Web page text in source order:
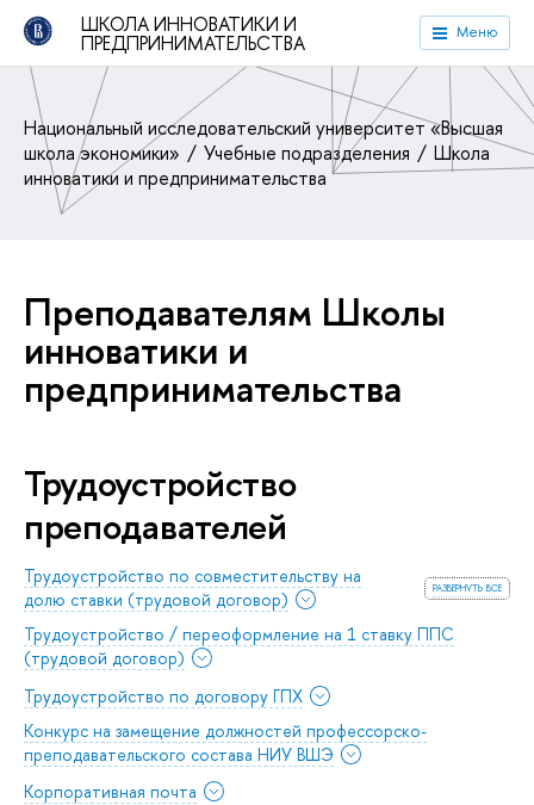
ШКОЛА ИННОВАТИКИ И
ПРЕДПРИНИМАТЕЛЬСТВА Меню
Национальный исследовательский университет «Высшая
школа экономики»
Учебные подразделения
Школа
инноватики и предпринимательства
Преподавателям Школы
инноватики и
предпринимательства
Трудоустройство
преподавателей
развернуть все
Трудоустройство по совместительству на
долю ставки (трудовой договор)
Трудоустройство / переоформление на 1 ставку ППС
(трудовой договор)
Трудоустройство по договору ГПХ
Конкурс на замещение должностей профессорско-
преподавательского состава НИУ ВШЭ
Корпоративная почта